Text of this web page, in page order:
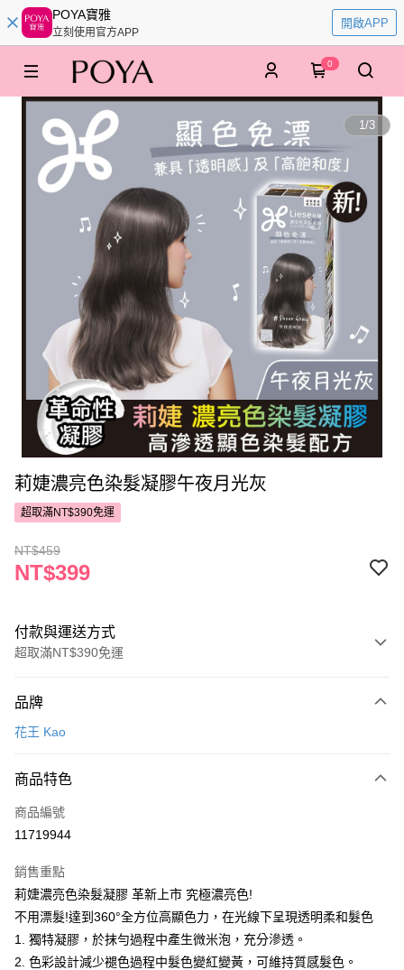
POYA寶雅
立刻使用官方APP
開啟APP
0
1/3
莉婕濃亮色染髮凝膠午夜月光灰
超取滿NT$390免運
NT$459
NT$399
付款與運送方式
超取滿NT$390免運
POYA支付
超商取貨付款
LINE Pay
街口支付
悠遊付
Google Pay
品牌
花王 Kao
商品特色
商品編號
11719944
銷售重點
莉婕濃亮色染髮凝膠 革新上市 究極濃亮色!
不用漂髮!達到360°全方位高顯色力，在光線下呈現透明柔和髮色
1. 獨特凝膠，於抹勻過程中產生微米泡，充分滲透。
2. 色彩設計減少褪色過程中髮色變紅變黃，可維持質感髮色。